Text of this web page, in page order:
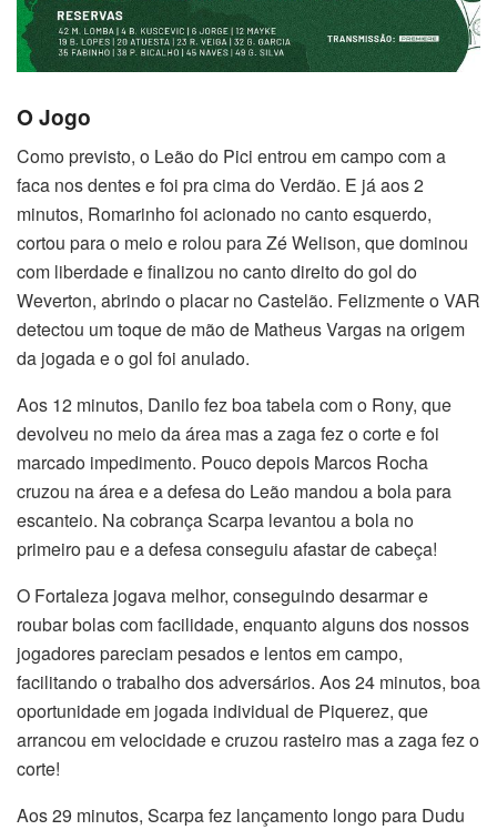
O Jogo
Como previsto, o Leão do Pici entrou em campo com a
faca nos dentes e foi pra cima do Verdão. E já aos 2
minutos, Romarinho foi acionado no canto esquerdo,
cortou para o meio e rolou para Zé Welison, que dominou
com liberdade e finalizou no canto direito do gol do
Weverton, abrindo o placar no Castelão. Felizmente o VAR
detectou um toque de mão de Matheus Vargas na origem
da jogada e o gol foi anulado.
Aos 12 minutos, Danilo fez boa tabela com o Rony, que
devolveu no meio da área mas a zaga fez o corte e foi
marcado impedimento. Pouco depois Marcos Rocha
cruzou na área e a defesa do Leão mandou a bola para
escanteio. Na cobrança Scarpa levantou a bola no
primeiro pau e a defesa conseguiu afastar de cabeça!
O Fortaleza jogava melhor, conseguindo desarmar e
roubar bolas com facilidade, enquanto alguns dos nossos
jogadores pareciam pesados e lentos em campo,
facilitando o trabalho dos adversários. Aos 24 minutos, boa
oportunidade em jogada individual de Piquerez, que
arrancou em velocidade e cruzou rasteiro mas a zaga fez o
corte!
Aos 29 minutos, Scarpa fez lançamento longo para Dudu